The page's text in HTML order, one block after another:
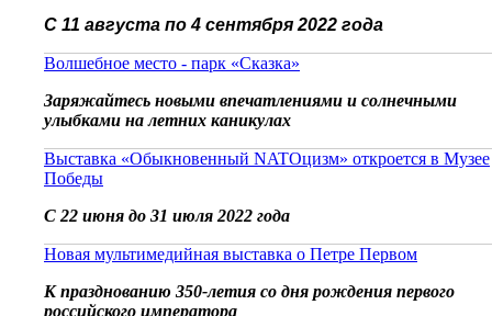
С 11 августа по 4 сентября 2022 года
Волшебное место - парк «Сказка»
Заряжайтесь новыми впечатлениями и солнечными
улыбками на летних каникулах
Выставка «Обыкновенный NATOцизм» откроется в Музее
Победы
С 22 июня до 31 июля 2022 года
Новая мультимедийная выставка о Петре Первом
К празднованию 350-летия со дня рождения первого
российского императора